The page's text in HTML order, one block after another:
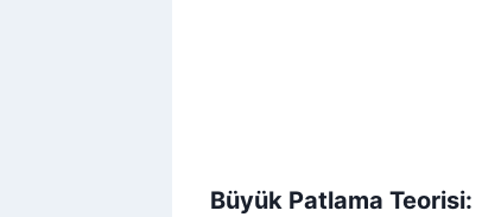
Büyük Patlama Teorisi: